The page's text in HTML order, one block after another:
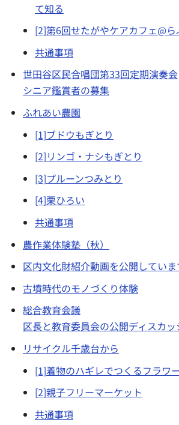
て知る
[2]第6回せたがやケアカフェ@ら
共通事項
世田谷区民合唱団第33回定期演奏会
シニア鑑賞者の募集
ふれあい農園
[1]ブドウもぎとり
[2]リンゴ・ナシもぎとり
[3]プルーンつみとり
[4]栗ひろい
共通事項
農作業体験塾（秋）
区内文化財紹介動画を公開していま
古墳時代のモノづくり体験
総合教育会議
区長と教育委員会の公開ディスカッ
リサイクル千歳台から
[1]着物のハギレでつくるフラワ
[2]親子フリーマーケット
共通事項